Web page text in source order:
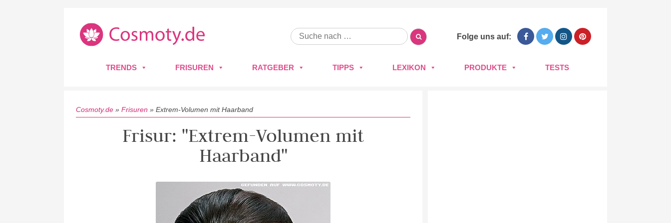
Folge uns auf:
TRENDS FRISUREN RATGEBER TIPPS LEXIKON PRODUKTE TESTS
Cosmoty.de » Frisuren » Extrem-Volumen mit Haarband
Frisur: "Extrem-Volumen mit
Haarband"